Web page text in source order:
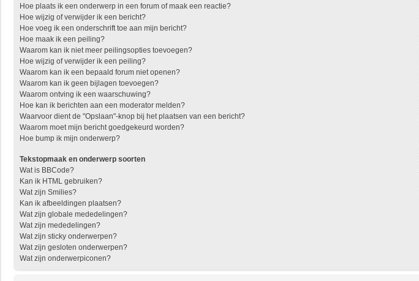
Hoe plaats ik een onderwerp in een forum of maak een reactie?
Hoe wijzig of verwijder ik een bericht?
Hoe voeg ik een onderschrift toe aan mijn bericht?
Hoe maak ik een peiling?
Waarom kan ik niet meer peilingsopties toevoegen?
Hoe wijzig of verwijder ik een peiling?
Waarom kan ik een bepaald forum niet openen?
Waarom kan ik geen bijlagen toevoegen?
Waarom ontving ik een waarschuwing?
Hoe kan ik berichten aan een moderator melden?
Waarvoor dient de "Opslaan"-knop bij het plaatsen van een bericht?
Waarom moet mijn bericht goedgekeurd worden?
Hoe bump ik mijn onderwerp?
Tekstopmaak en onderwerp soorten
Wat is BBCode?
Kan ik HTML gebruiken?
Wat zijn Smilies?
Kan ik afbeeldingen plaatsen?
Wat zijn globale mededelingen?
Wat zijn mededelingen?
Wat zijn sticky onderwerpen?
Wat zijn gesloten onderwerpen?
Wat zijn onderwerpiconen?